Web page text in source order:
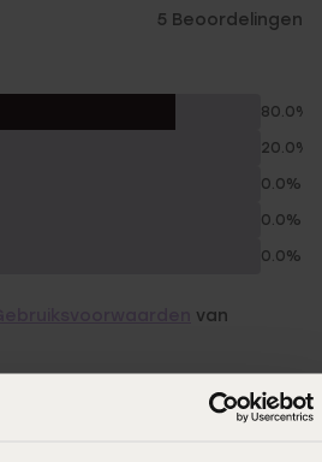
5 Beoordelingen
80.0%
20.0%
0.0%
0.0%
0.0%
van